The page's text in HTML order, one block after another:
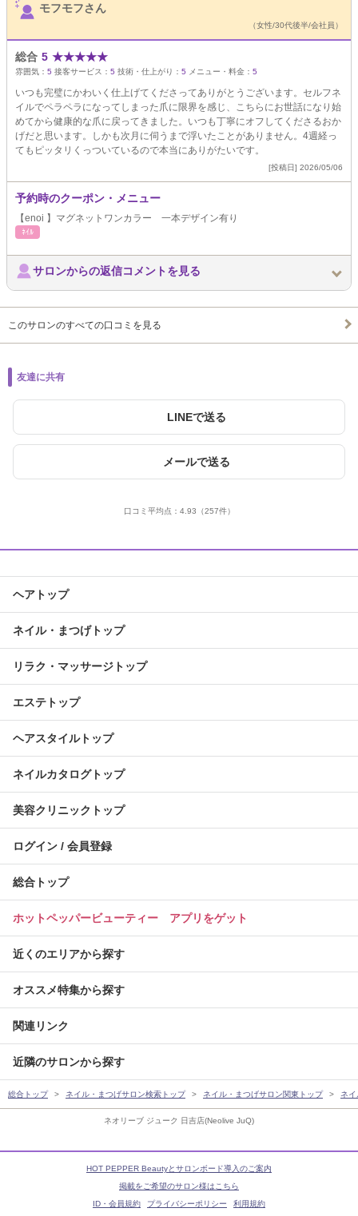
ネオリーブ ジューク 日吉店(Neolive JuQ)
モフモフさん
（女性/30代後半/会社員）
総合 5 ★★★★★
雰囲気： 5 接客サービス： 5 技術・仕上がり： 5 メニュー・料金： 5
いつも完璧にかわいく仕上げてくださってありがとうございます。セルフネ
イルでペラペラになってしまった爪に限界を感じ、こちらにお世話になり始
めてから健康的な爪に戻ってきました。いつも丁寧にオフしてくださるおか
げだと思います。しかも次月に伺うまで浮いたことがありません。4週経っ
てもピッタリくっついているので本当にありがたいです。
[投稿日] 2026/05/06
予約時のクーポン・メニュー
【enoi 】マグネットワンカラー 一本デザイン有り
ﾈｲﾙ
サロンからの返信コメントを見る
このサロンのすべての口コミを見る
友達に共有
LINEで送る
メールで送る
口コミ平均点： 4.93 （257件）
ヘアトップ
ネイル・まつげトップ
リラク・マッサージトップ
エステトップ
ヘアスタイルトップ
ネイルカタログトップ
美容クリニックトップ
ログイン / 会員登録
総合トップ
ホットペッパービューティー アプリをゲット
近くのエリアから探す
オススメ特集から探す
関連リンク
近隣のサロンから探す
総合トップ ネイル・まつげサロン検索トップ ネイル・まつげサロン関東トップ ネ
HOT PEPPER Beautyとサロンボード導入のご案内
掲載をご希望のサロン様はこちら
ID・会員規約
プライバシーポリシー 利用規約